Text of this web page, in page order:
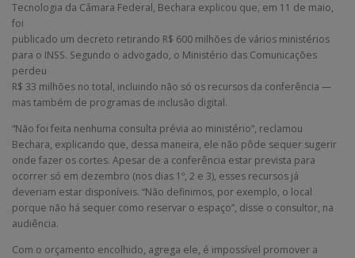
Tecnologia da Câmara Federal, Bechara explicou que, em 11 de maio,
foi
publicado um decreto retirando R$ 600 milhões de vários ministérios
para o INSS. Segundo o advogado, o Ministério das Comunicações
perdeu
R$ 33 milhões no total, incluindo não só os recursos da conferência —
mas também de programas de inclusão digital.
“Não foi feita nenhuma consulta prévia ao ministério”, reclamou
Bechara, explicando que, dessa maneira, ele não pôde sequer sugerir
onde fazer os cortes. Apesar de a conferência estar prevista para
ocorrer só em dezembro (nos dias 1º, 2 e 3), esses recursos já
deveriam estar disponíveis. “Não definimos, por exemplo, o local
porque não há sequer como reservar o espaço”, disse o consultor, na
audiência.
Com o orçamento encolhido, agrega ele, é impossível promover a